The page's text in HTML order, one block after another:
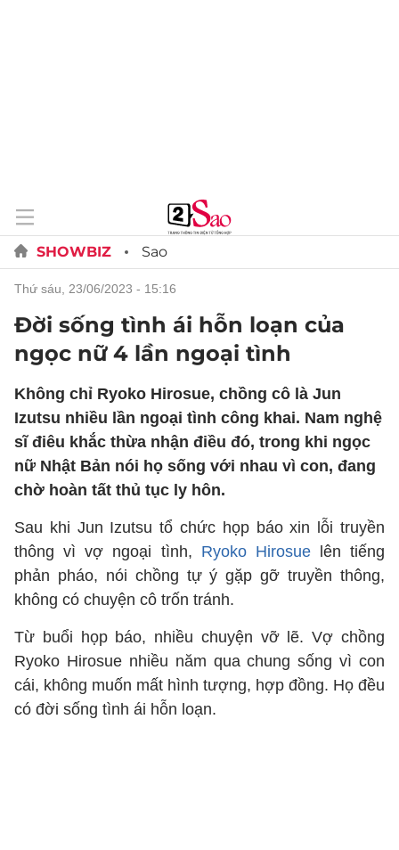
SHOWBIZ Sao
thứ sáu, 23/06/2023 - 15:16
Đời sống tình ái hỗn loạn của
ngọc nữ 4 lần ngoại tình
Không chỉ Ryoko Hirosue, chồng cô là Jun
Izutsu nhiều lần ngoại tình công khai. Nam nghệ
sĩ điêu khắc thừa nhận điều đó, trong khi ngọc
nữ Nhật Bản nói họ sống với nhau vì con, đang
chờ hoàn tất thủ tục ly hôn.
Sau khi Jun Izutsu tổ chức họp báo xin lỗi truyền
thông vì vợ ngoại tình, Ryoko Hirosuelên tiếng
phản pháo, nói chồng tự ý gặp gỡ truyền thông,
không có chuyện cô trốn tránh.
Từ buổi họp báo, nhiều chuyện vỡ lẽ. Vợ chồng
Ryoko Hirosue nhiều năm qua chung sống vì con
cái, không muốn mất hình tượng, hợp đồng. Họ đều
có đời sống tình ái hỗn loạn.